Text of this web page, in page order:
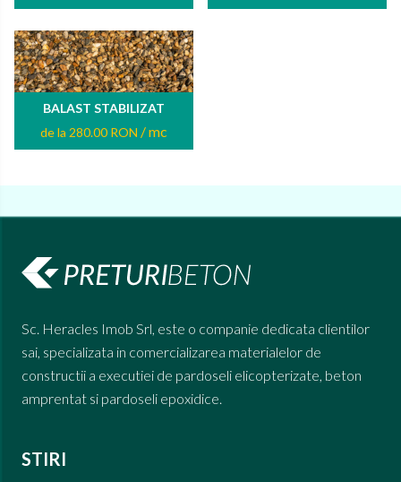
BALAST STABILIZAT
de la 280.00 RON / mc
Sc. Heracles Imob Srl, este o companie dedicata clientilor
sai, specializata in comercializarea materialelor de
constructii a executiei de pardoseli elicopterizate, beton
amprentat si pardoseli epoxidice.
STIRI